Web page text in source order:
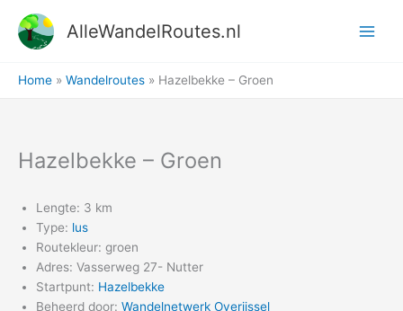
naar
AlleWandelRoutes.nl
Home Wandelroutes Hazelbekke – Groen
Hazelbekke – Groen
Lengte: 3 km
Type: lus
Routekleur: groen
Adres: Vasserweg 27- Nutter
Startpunt: Hazelbekke
Beheerd door: Wandelnetwerk Overijssel